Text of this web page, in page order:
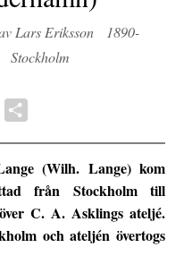
Lars Eriksson Kategorier
1890-
Etiketter
Stockholm
a
(Wilh. Lange) kom
från Stockholm till
C. A. Asklings ateljé.
och ateljén övertogs